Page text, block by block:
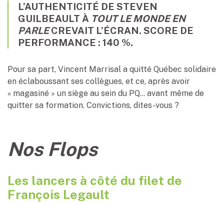
L’AUTHENTICITÉ DE STEVEN
GUILBEAULT À TOUT LE MONDE EN
PARLECREVAIT L’ÉCRAN. SCORE DE
PERFORMANCE : 140 %.
Pour sa part, Vincent Marrisal a quitté Québec solidaire
en éclaboussant ses collègues, et ce, après avoir
« magasiné » un siège au sein du PQ… avant même de
quitter sa formation. Convictions, dites-vous ?
Nos Flops
Les lancers à côté du filet de
François Legault